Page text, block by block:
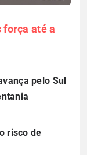
força até a
pelo Sul
risco de